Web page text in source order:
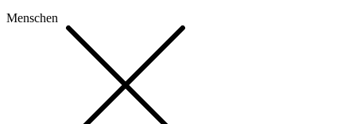
Menschen